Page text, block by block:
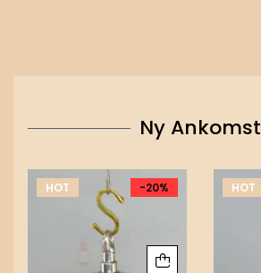
Ny Ankomst
HOT -20% HOT